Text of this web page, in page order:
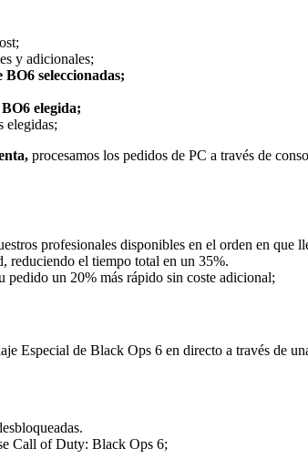
y adicionales;
seleccionadas;
elegida;
elegidas;
procesamos los pedidos de PC a través de
profesionales disponibles en el orden en que
el tiempo total en un 35%.
un 20% más rápido sin coste adicional;
Especial de Black Ops 6 en directo a través de
Call of Duty: Black Ops 6;